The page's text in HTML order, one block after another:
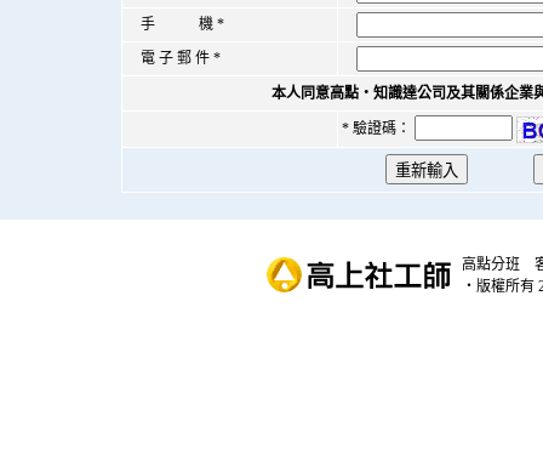
手 機 *
電 子 郵 件 *
本人同意高點‧知識達公司及其關係企業
* 驗證碼：
高點分班
‧版權所有